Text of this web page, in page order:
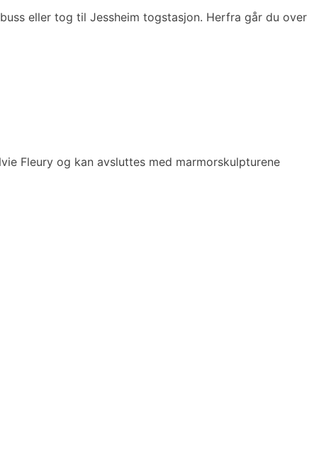
eller tog til Jessheim togstasjon. Herfra går du over
Fleury og kan avsluttes med marmorskulpturene